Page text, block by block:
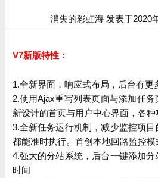
消失的彩虹海 发表于2020
V7新版特性：
1.全新界面，响应式布局，后台有更
2.使用Ajax重写列表页面与添加任
新设计的首页与用户中心界面，各种
3.全新任务运行机制，减少监控项
都能准时执行。首创本地回路监控模
4.强大的分站系统，后台一键添加
时间